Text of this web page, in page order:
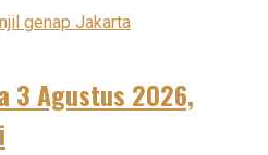
3 Agustus 2026,